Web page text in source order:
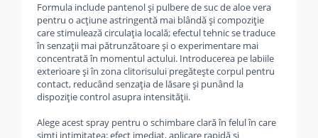
Formula include pantenol și pulbere de suc de aloe vera
pentru o acțiune astringentă mai blândă și compoziție
care stimulează circulația locală; efectul tehnic se traduce
în senzații mai pătrunzătoare și o experimentare mai
concentrată în momentul actului. Introducerea pe labiile
exterioare și în zona clitorisului pregătește corpul pentru
contact, reducând senzația de lăsare și punând la
dispoziție control asupra intensității.
Alege acest spray pentru o schimbare clară în felul în care
simți intimitatea: efect imediat, aplicare rapidă și